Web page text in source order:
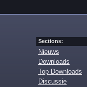
Sections:
Nieuws
Downloads
Top Downloads
Discussie